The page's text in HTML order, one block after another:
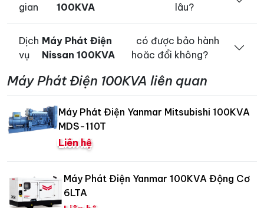
gian
100KVA
lâu?
Dịch
vụ
Máy Phát Điện
Nissan 100KVA
có được bảo hành
hoăc đổi không?
Máy Phát Điện 100KVA liên quan
Máy Phát Điện Yanmar Mitsubishi 100KVA
MDS-110T
Liên hệ
Máy Phát Điện Yanmar 100KVA Động Cơ
6LTA